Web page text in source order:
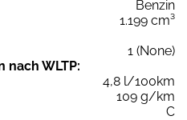
Benzin
1.199 cm³
1 (None)
nach WLTP:
4,8 l/100km
109 g/km
C